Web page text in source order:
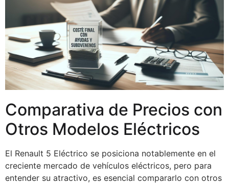
Comparativa de Precios con
Otros Modelos Eléctricos
El Renault 5 Eléctrico se posiciona notablemente en el
creciente mercado de vehículos eléctricos, pero para
entender su atractivo, es esencial compararlo con otros